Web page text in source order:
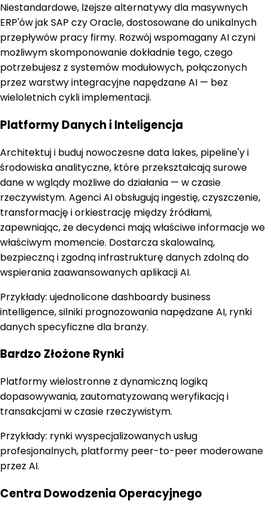
Niestandardowe, lżejsze alternatywy dla masywnych
ERP'ów jak SAP czy Oracle, dostosowane do unikalnych
przepływów pracy firmy. Rozwój wspomagany AI czyni
możliwym skomponowanie dokładnie tego, czego
potrzebujesz z systemów modułowych, połączonych
przez warstwy integracyjne napędzane AI — bez
wieloletnich cykli implementacji.
Platformy Danych i Inteligencja
Architektuj i buduj nowoczesne data lakes, pipeline'y i
środowiska analityczne, które przekształcają surowe
dane w wglądy możliwe do działania — w czasie
rzeczywistym. Agenci AI obsługują ingestię, czyszczenie,
transformację i orkiestrację między źródłami,
zapewniając, że decydenci mają właściwe informacje we
właściwym momencie. Dostarcza skalowalną,
bezpieczną i zgodną infrastrukturę danych zdolną do
wspierania zaawansowanych aplikacji AI.
Przykłady: ujednolicone dashboardy business
intelligence, silniki prognozowania napędzane AI, rynki
danych specyficzne dla branży.
Bardzo Złożone Rynki
Platformy wielostronne z dynamiczną logiką
dopasowywania, zautomatyzowaną weryfikacją i
transakcjami w czasie rzeczywistym.
Przykłady: rynki wyspecjalizowanych usług
profesjonalnych, platformy peer-to-peer moderowane
przez AI.
Centra Dowodzenia Operacyjnego